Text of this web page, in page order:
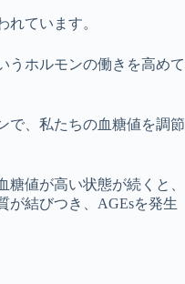
れています。
うホルモンの働きを高めて
で、私たちの血糖値を調節
値が高い状態が続くと、
が結びつき、AGEsを発生